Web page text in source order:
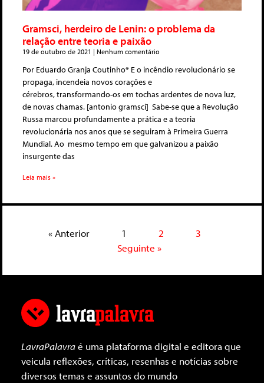
Gramsci, herdeiro de Lenin: o problema da
relação entre teoria e paixão
19 de outubro de 2021 Nenhum comentário
Por Eduardo Granja Coutinho* E o incêndio revolucionário se
propaga, incendeia novos corações e
cérebros, transformando-os em tochas ardentes de nova luz,
de novas chamas. [antonio gramsci] Sabe-se que a Revolução
Russa marcou profundamente a prática e a teoria
revolucionária nos anos que se seguiram à Primeira Guerra
Mundial. Ao mesmo tempo em que galvanizou a paixão
insurgente das
Leia mais »
« Anterior 1 2
3
Seguinte »
LavraPalavraé uma plataforma digital e editora que
veicula reflexões, críticas, resenhas e notícias sobre
diversos temas e assuntos do mundo